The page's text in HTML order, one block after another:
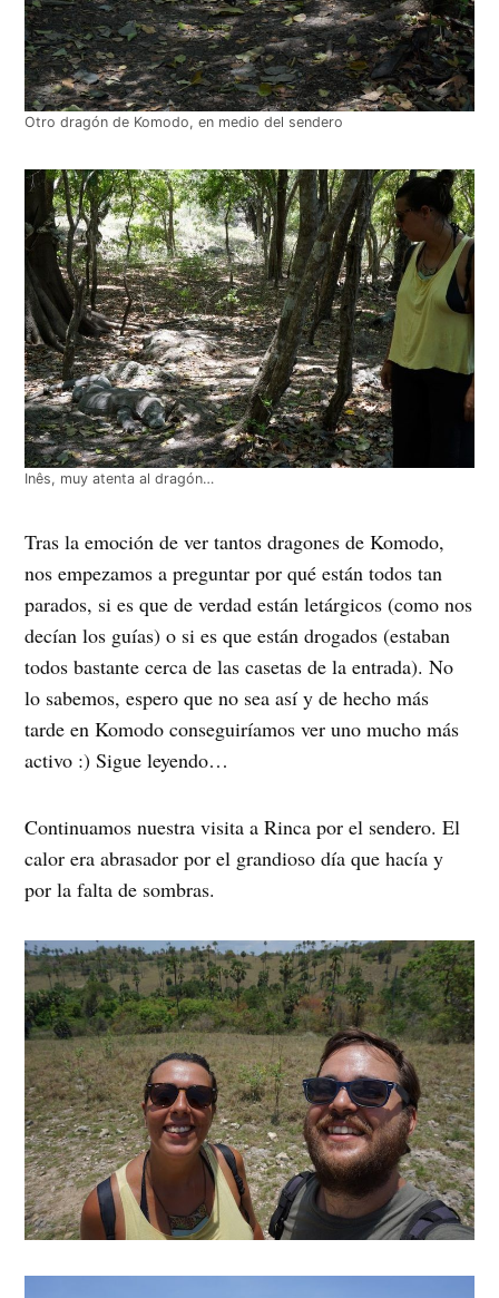
Otro dragón de Komodo, en medio del sendero
Inês, muy atenta al dragón…
Tras la emoción de ver tantos dragones de Komodo,
nos empezamos a preguntar por qué están todos tan
parados, si es que de verdad están letárgicos (como nos
decían los guías) o si es que están drogados (estaban
todos bastante cerca de las casetas de la entrada). No
lo sabemos, espero que no sea así y de hecho más
tarde en Komodo conseguiríamos ver uno mucho más
activo :) Sigue leyendo…
Continuamos nuestra visita a Rinca por el sendero. El
calor era abrasador por el grandioso día que hacía y
por la falta de sombras.